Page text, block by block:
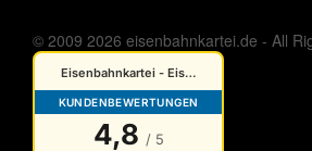
© 2009 2026 eisenbahnkartei.de - All